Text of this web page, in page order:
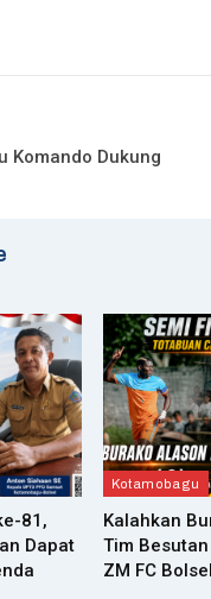
Komando Dukung
81,
Dapat
Kotamobagu
Kalahkan
Tim
ZM FC